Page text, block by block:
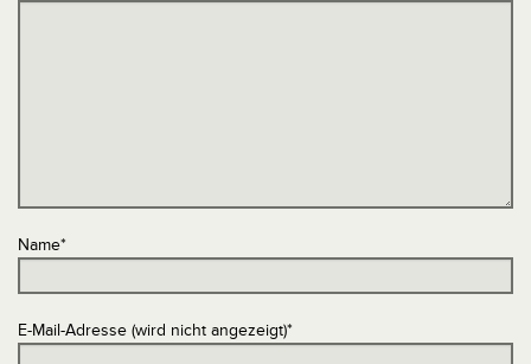
Name*
E-Mail-Adresse (wird nicht angezeigt)*